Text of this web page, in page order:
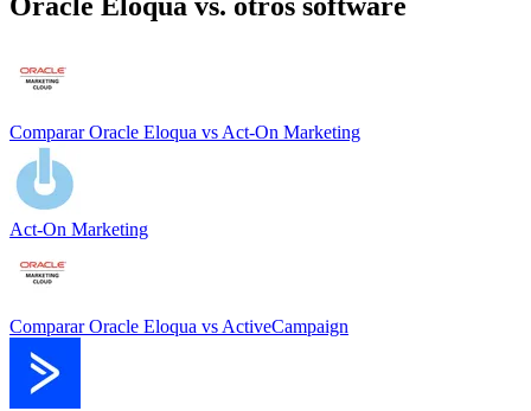
Comparar Oracle Eloqua vs Act-On Marketing
Act-On Marketing
Comparar Oracle Eloqua vs ActiveCampaign